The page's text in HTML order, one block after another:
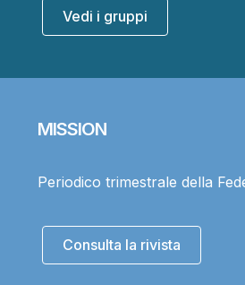
Vedi i gruppi
MISSION
Periodico trimestrale della
Consulta la rivista